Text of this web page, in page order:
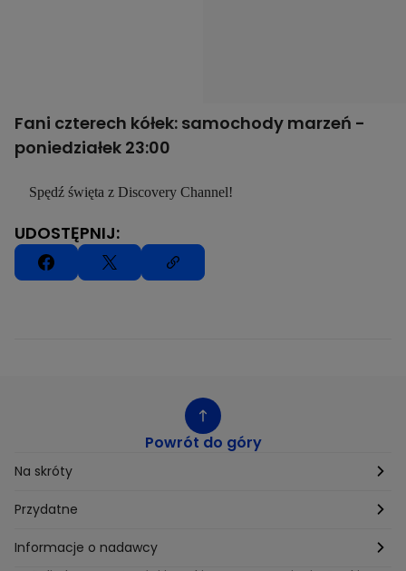
Fani czterech kółek: samochody marzeń -
poniedziałek 23:00
Spędź święta z Discovery Channel!
UDOSTĘPNIJ:
Powrót do góry
Na skróty
Etyka
Supplier Diversity
Przydatne
Biuro Prasowe
Informacje o nadawcy